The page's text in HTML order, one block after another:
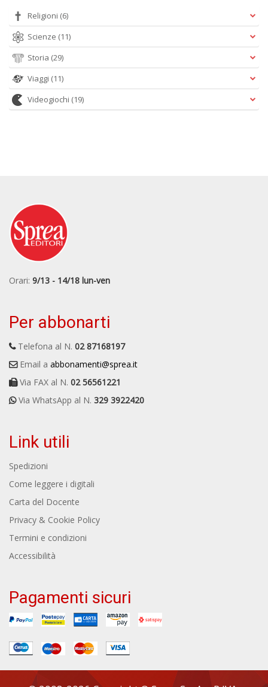
Religioni (6)
Scienze (11)
Storia (29)
Viaggi (11)
Videogiochi (19)
Orari: 9/13 - 14/18 lun-ven
Per abbonarti
Telefona al N. 02 87168197
Email a abbonamenti@sprea.it
Via FAX al N. 02 56561221
Via WhatsApp al N. 329 3922420
Link utili
Spedizioni
Come leggere i digitali
Carta del Docente
Privacy & Cookie Policy
Termini e condizioni
Accessibilità
Pagamenti sicuri